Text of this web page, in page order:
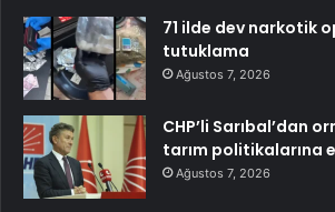
71 ilde dev narkotik
tutuklama
Ağustos 7, 2026
CHP’li Sarıbal’dan
tarım politikalarına
Ağustos 7, 2026